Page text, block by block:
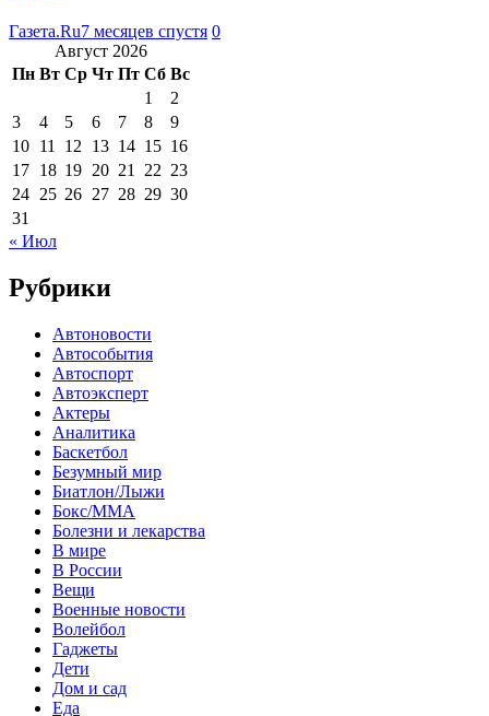
Газета.Ru7 месяцев спустя 0
Август 2026
Пн Вт Ср Чт Пт Сб Вс
1
2
3
4 5 6 7 8
9
10 11 12 13 14 15 16
17 18 19 20 21 22 23
24 25 26 27 28 29 30
31
« Июл
Рубрики
Автоновости
Автособытия
Автоспорт
Автоэксперт
Актеры
Аналитика
Баскетбол
Безумный мир
Биатлон/Лыжи
Бокс/MMA
Болезни и лекарства
В мире
В России
Вещи
Военные новости
Волейбол
Гаджеты
Дети
Дом и сад
Еда